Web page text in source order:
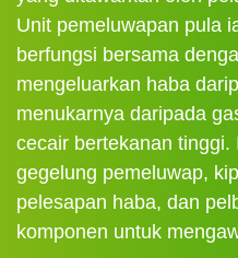
Unit pemeluwapan pula
berfungsi bersama
mengeluarkan haba
menukarnya daripada
cecair bertekanan tinggi.
gegelung pemeluwap,
pelesapan haba, dan
komponen untuk